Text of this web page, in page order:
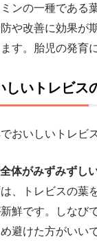
ンの一種である
や改善に効果が
す。胎児の発育
しいトレビス
おいしいトレビ
体がみずみずし
、トレビスの葉
鮮です。しなび
避けた方がいい